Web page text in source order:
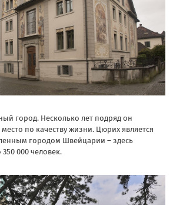
город. Несколько лет подряд он
по качеству жизни. Цюрих является
городом Швейцарии – здесь
000 человек.